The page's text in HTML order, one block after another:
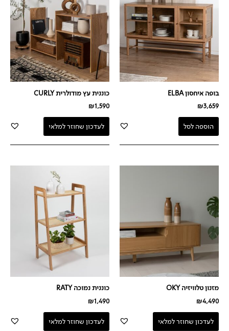
בופה איחסון ELBA
₪3,659
הוספה לסל
כוננית עץ מודולרית CURLY
₪1,590
לעדכון שחוזר למלאי
מזנון טלוויזיה OKY
₪4,490
לעדכון שחוזר למלאי
כוננית נמוכה RATY
₪1,490
לעדכון שחוזר למלאי